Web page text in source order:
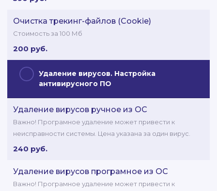
Очистка трекинг-файлов (Cookie)
Стоимость за 100 Мб
200 руб.
Удаление вирусов. Настройка
антивирусного ПО
Удаление вирусов ручное из ОС
Важно! Програмное удаление может привести к
неисправности системы. Цена указана за один вирус.
240 руб.
Удаление вирусов програмное из ОС
Важно! Програмное удаление может привести к